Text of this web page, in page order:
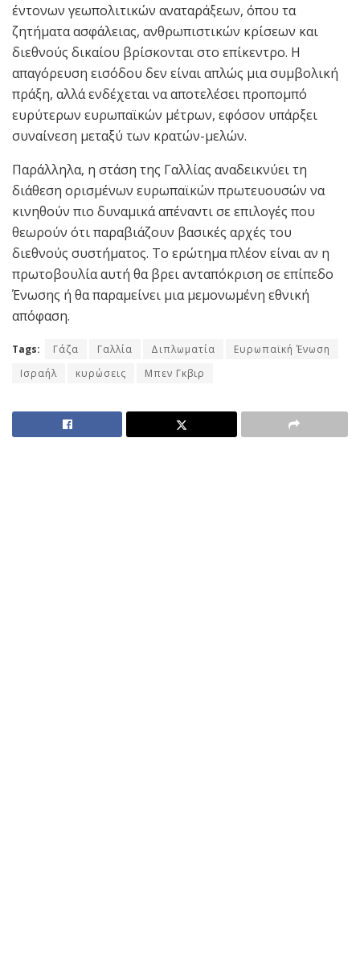
έντονων γεωπολιτικών αναταράξεων, όπου τα
ζητήματα ασφάλειας, ανθρωπιστικών κρίσεων και
διεθνούς δικαίου βρίσκονται στο επίκεντρο. Η
απαγόρευση εισόδου δεν είναι απλώς μια συμβολική
πράξη, αλλά ενδέχεται να αποτελέσει προπομπό
ευρύτερων ευρωπαϊκών μέτρων, εφόσον υπάρξει
συναίνεση μεταξύ των κρατών-μελών.
Παράλληλα, η στάση της Γαλλίας αναδεικνύει τη
διάθεση ορισμένων ευρωπαϊκών πρωτευουσών να
κινηθούν πιο δυναμικά απέναντι σε επιλογές που
θεωρούν ότι παραβιάζουν βασικές αρχές του
διεθνούς συστήματος. Το ερώτημα πλέον είναι αν η
πρωτοβουλία αυτή θα βρει ανταπόκριση σε επίπεδο
Ένωσης ή θα παραμείνει μια μεμονωμένη εθνική
απόφαση.
Tags: Γάζα Γαλλία Διπλωματία
Ευρωπαϊκή Ένωση
Ισραήλ
κυρώσεις Μπεν Γκβιρ